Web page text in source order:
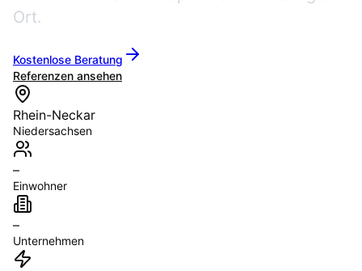
Ort.
Kostenlose Beratung
Referenzen ansehen
Rhein-Neckar
Niedersachsen
–
Einwohner
–
Unternehmen